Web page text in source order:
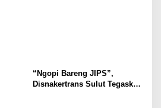
“Ngopi Bareng JIPS”,
Disnakertrans Sulut Tegaskan